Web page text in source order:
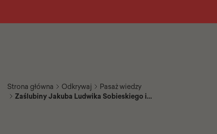
Strona główna Odkrywaj
Pasaż wiedzy
Zaślubiny Jakuba Ludwika Sobieskiego i